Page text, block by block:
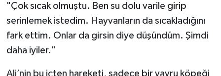
"Çok sıcak olmuştu. Ben su dolu varile girip
serinlemek istedim. Hayvanların da sıcakladığını
fark ettim. Onlar da girsin diye düşündüm. Şimdi
daha iyiler."
Ali’nin bu içten hareketi, sadece bir yavru köpeği